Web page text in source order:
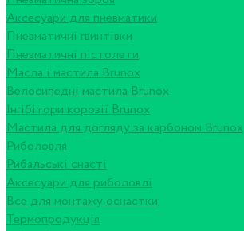
Аксесуари для пневматики
Пневматичні гвинтівки
Пневматичні пістолети
Масла і мастила Brunox
Велосипедні мастила Brunox
Інгібітори корозії Brunox
Мастила для догляду за карбоном Brunox
Риболовля
Рибальські снасті
Аксесуари для риболовлі
Все для монтажу оснастки
Термопродукція